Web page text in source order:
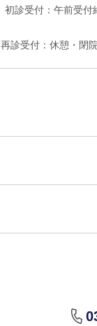
初診受付：午前受付
再診受付：休憩・閉